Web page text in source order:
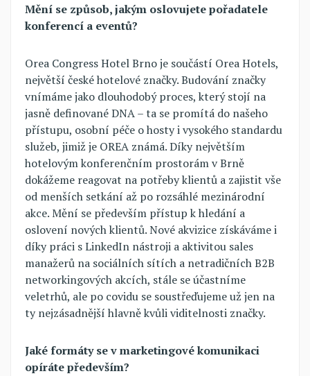
Mění se způsob, jakým oslovujete pořadatele
konferencí a eventů?
Orea Congress Hotel Brno je součástí Orea Hotels,
největší české hotelové značky. Budování značky
vnímáme jako dlouhodobý proces, který stojí na
jasně definované DNA – ta se promítá do našeho
přístupu, osobní péče o hosty i vysokého standardu
služeb, jimiž je OREA známá. Díky největším
hotelovým konferenčním prostorám v Brně
dokážeme reagovat na potřeby klientů a zajistit vše
od menších setkání až po rozsáhlé mezinárodní
akce. Mění se především přístup k hledání a
oslovení nových klientů. Nové akvizice získáváme i
díky práci s LinkedIn nástroji a aktivitou sales
manažerů na sociálních sítích a netradičních B2B
networkingových akcích, stále se účastníme
veletrhů, ale po covidu se soustřeďujeme už jen na
ty nejzásadnější hlavně kvůli viditelnosti značky.
Jaké formáty se v marketingové komunikaci
opíráte především?